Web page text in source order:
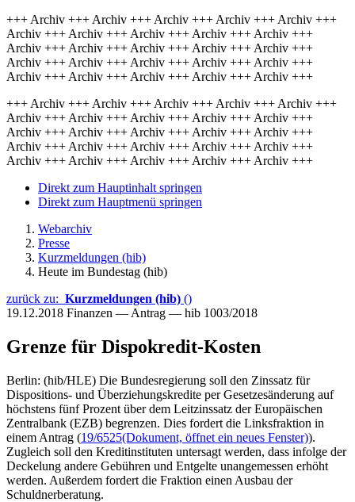
+++ Archiv +++ Archiv +++ Archiv +++ Archiv +++ Archiv +++
Archiv +++ Archiv +++ Archiv +++ Archiv +++ Archiv +++
Archiv +++ Archiv +++ Archiv +++ Archiv +++ Archiv +++
Archiv +++ Archiv +++ Archiv +++ Archiv +++ Archiv +++
Archiv +++ Archiv +++ Archiv +++ Archiv +++ Archiv +++
+++ Archiv +++ Archiv +++ Archiv +++ Archiv +++ Archiv +++
Archiv +++ Archiv +++ Archiv +++ Archiv +++ Archiv +++
Archiv +++ Archiv +++ Archiv +++ Archiv +++ Archiv +++
Archiv +++ Archiv +++ Archiv +++ Archiv +++ Archiv +++
Archiv +++ Archiv +++ Archiv +++ Archiv +++ Archiv +++
Direkt zum Hauptinhalt springen
Direkt zum Hauptmenü springen
Webarchiv
Presse
Kurzmeldungen (hib)
Heute im Bundestag (hib)
zurück zu: Kurzmeldungen (hib) ()
19.12.2018 Finanzen — Antrag — hib 1003/2018
Grenze für Dispokredit-Kosten
Berlin: (hib/HLE) Die Bundesregierung soll den Zinssatz für
Dispositions- und Überziehungskredite per Gesetzesänderung auf
höchstens fünf Prozent über dem Leitzinssatz der Europäischen
Zentralbank (EZB) begrenzen. Dies fordert die Linksfraktion in
einem Antrag (19/6525(Dokument, öffnet ein neues Fenster)).
Zugleich soll den Kreditinstituten untersagt werden, dass infolge der
Deckelung andere Gebühren und Entgelte unangemessen erhöht
werden. Außerdem fordert die Fraktion einen Ausbau der
Schuldnerberatung.